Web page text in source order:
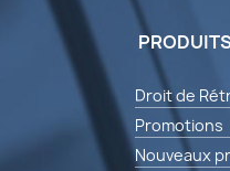
Droit de
Promotions
Nouveaux